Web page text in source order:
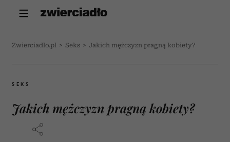
Zwierciadlo.pl > Seks > Jakich mężczyzn pragną kobiety?
SEKS
Jakich mężczyzn pragną kobiety?